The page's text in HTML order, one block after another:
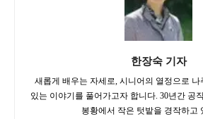
한장숙 기자
새롭게 배우는 자세로, 시니어의 열정으로
있는 이야기를 풀어가고자 합니다. 30년간 공
봉황에서 작은 텃밭을 경작하고